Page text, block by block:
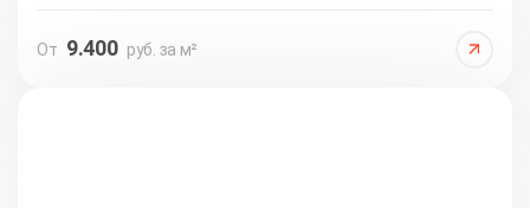
От 9.400 руб. за м²